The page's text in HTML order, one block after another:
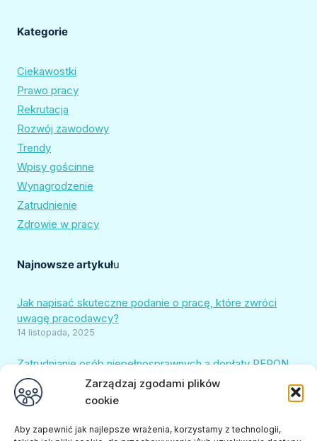
Zarządzaj zgodami plików
cookie
Aby zapewnić jak najlepsze wrażenia, korzystamy z technologii,
Kategorie
Ciekawostki
Prawo pracy
Rekrutacja
Rozwój zawodowy
Trendy
Wpisy gościnne
Wynagrodzenie
Zatrudnienie
Zdrowie w pracy
Najnowsze artykułu
Jak napisać skuteczne podanie o pracę, które zwróci
uwagę pracodawcy?
14 listopada, 2025
Zatrudnianie osób niepełnosprawnych a dopłaty PFRON.
Jak uniknąć pułapek i chronić finanse firmy?
22 sierpnia, 2025
Sprawdzamy, ile realnie zarabia osoba z orzeczeniem w